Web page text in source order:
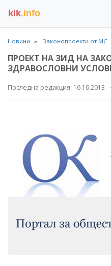
kik.info
Новини Законопроекти от МС
ПРОЕКТ НА ЗИД НА
ЗДРАВОСЛОВНИ
Последна редакция: 16.10.2013